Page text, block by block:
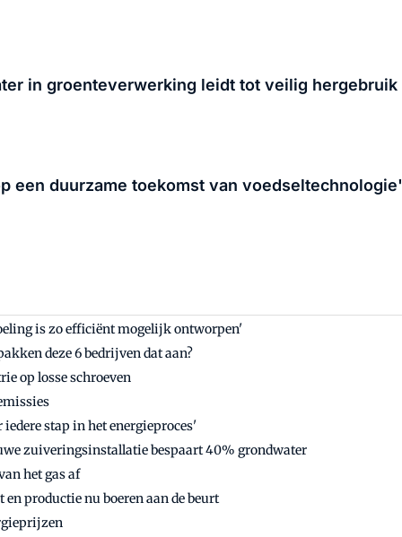
in groenteverwerking leidt tot veilig hergebruik
een duurzame toekomst van voedseltechnologie'
is zo efficiënt mogelijk ontworpen'
deze 6 bedrijven dat aan?
op losse schroeven
stap in het energieproces'
zuiveringsinstallatie bespaart 40% grondwater
het gas af
productie nu boeren aan de beurt